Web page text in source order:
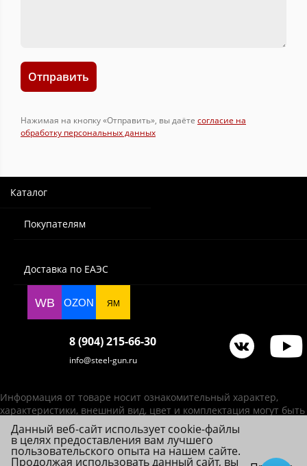
Отправить
Нажимая на кнопку «Отправить», вы даёте согласие на
обработку персональных данных
Каталог
Покупателям
Доставка по ЕАЭС
WB OZON ЯМ
8 (904) 215-66-30
info@steel-gun.ru
Информация от товаре носит ознакомительный характер,
характеристики, внешний вид, цвет и комплектация могут быть
изменены производителем без уведомления.
ИП Фролова А. В., ОГРНИП 314784720200492
© 2026 Steel-Gun (Стил Ган) - оптовый интернет-магазин ножей, пневматики,
Данный веб-сайт использует cookie-файлы
в целях предоставления вам лучшего
пользовательского опыта на нашем сайте.
Продолжая использовать данный сайт, вы